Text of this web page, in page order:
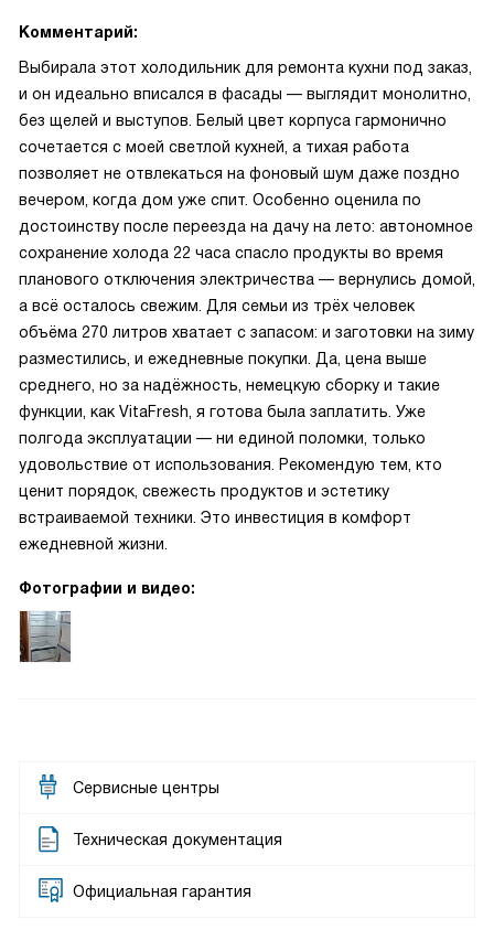
Комментарий:
Выбирала этот холодильник для ремонта кухни под заказ,
и он идеально вписался в фасады — выглядит монолитно,
без щелей и выступов. Белый цвет корпуса гармонично
сочетается с моей светлой кухней, а тихая работа
позволяет не отвлекаться на фоновый шум даже поздно
вечером, когда дом уже спит. Особенно оценила по
достоинству после переезда на дачу на лето: автономное
сохранение холода 22 часа спасло продукты во время
планового отключения электричества — вернулись домой,
а всё осталось свежим. Для семьи из трёх человек
объёма 270 литров хватает с запасом: и заготовки на зиму
разместились, и ежедневные покупки. Да, цена выше
среднего, но за надёжность, немецкую сборку и такие
функции, как VitaFresh, я готова была заплатить. Уже
полгода эксплуатации — ни единой поломки, только
удовольствие от использования. Рекомендую тем, кто
ценит порядок, свежесть продуктов и эстетику
встраиваемой техники. Это инвестиция в комфорт
ежедневной жизни.
Фотографии и видео:
Сервисные центры
Техническая документация
Официальная гарантия